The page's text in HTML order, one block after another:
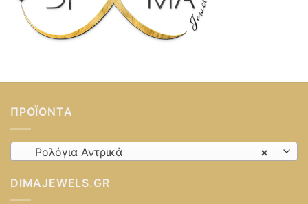
ΠΡΟΪΌΝΤΑ
×
Ρολόγια Αντρικά
DIMAJEWELS.GR